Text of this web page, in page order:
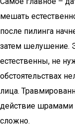
мешать
после пилинга
затем шелушение.
естественны, не
обстоятельствах
лица.
действие шрамами
сложно.